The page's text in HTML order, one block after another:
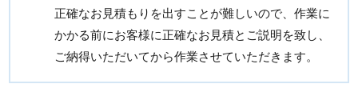
正確なお見積もりを出すことが難しいので、作業に
かかる前にお客様に正確なお見積とご説明を致し、
ご納得いただいてから作業させていただきます。